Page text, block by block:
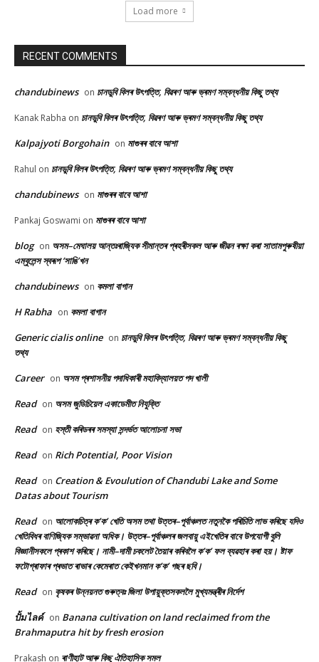
Load more
RECENT COMMENTS
chandubinews on চানডুবি বিলৰ উৎপত্তি, বিৱৰণ আৰু ভ্ৰমণ সম্বন্ধনীয় কিছু তথ্য
Kanak Rabha on চানডুবি বিলৰ উৎপত্তি, বিৱৰণ আৰু ভ্ৰমণ সম্বন্ধনীয় কিছু তথ্য
Kalpajyoti Borgohain on মাগুৰৰ বাবে আশা
Rahul on চানডুবি বিলৰ উৎপত্তি, বিৱৰণ আৰু ভ্ৰমণ সম্বন্ধনীয় কিছু তথ্য
chandubinews on মাগুৰৰ বাবে আশা
Pankaj Goswami on মাগুৰৰ বাবে আশা
blog on অসম–মেঘালয় আন্তঃৰাজ্যিক সীমান্তৰ প্ৰহৰীসকল আৰু জীৱন ৰক্ষা কৰা সাতামপুৰুষীয়া
এম্বুলেন্স স্বৰূপ ‘সাঙি’খন
chandubinews on কমলা বাগান
H Rabha on কমলা বাগান
Generic cialis online on চানডুবি বিলৰ উৎপত্তি, বিৱৰণ আৰু ভ্ৰমণ সম্বন্ধনীয় কিছু
তথ্য
Career on অসম প্ৰশাসনীয় পদাধিকাৰী মহাবিদ্যালয়ত পদ খালী
Read on অসম জুডিচিয়েল একাডেমীত নিযুক্তি
Read on হস্তী কৰিডৰৰ সমস্যা সন্দৰ্ভত আলোচনা সভা
Read on Rich Potential, Poor Vision
Read on Creation & Evoulution of Chandubi Lake and Some
Datas about Tourism
Read on আলোকচিত্ৰ ক’ক’ খেতি অসম তথা উত্তৰ–পূৰ্বাঞ্চলত নতুনকৈ পৰিচিতি লাভ কৰিছে যদিও
খেতিবিধৰ বাণিজ্যিক সম্ভাৱনা অধিক। উত্তৰ–পূৰ্বাঞ্চলৰ জলবায়ু এইখেতিৰ বাবে উপযোগী বুলি
বিজ্ঞানীসকলে প্ৰকাশ কৰিছে। নামী–দামী চকলেট তৈয়াৰ কৰিবলৈ ক’ক’ ফল ব্যৱহাৰ কৰা হয়। ষ্টাফ
ফটোগ্ৰাফাৰ প্ৰভাত ৰাভাৰ কেমেৰাত কেইখনমান ক’ক’ গছৰ ছবি।
Read on কৃষকৰ উন্নয়নত গুৰুত্বঃ জিলা উপায়ুক্তসকললৈ মুখ্যমন্ত্ৰীৰ নিৰ্দেশ
ปั้มไลค์ on Banana cultivation on land reclaimed from the
Brahmaputra hit by fresh erosion
Prakash on ৰাণীহাট আৰু কিছু ঐতিহাসিক সমল